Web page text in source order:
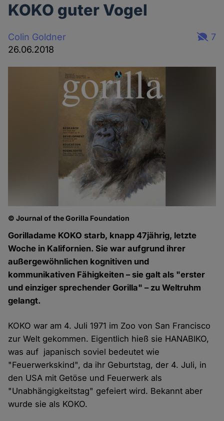
KOKO guter Vogel
Colin Goldner
26.06.2018
7
© Journal of the Gorilla Foundation
Gorilladame KOKO starb, knapp 47jährig, letzte
Woche in Kalifornien. Sie war aufgrund ihrer
außergewöhnlichen kognitiven und
kommunikativen Fähigkeiten – sie galt als "erster
und einziger sprechender Gorilla" – zu Weltruhm
gelangt.
KOKO war am 4. Juli 1971 im Zoo von San Francisco
zur Welt gekommen. Eigentlich hieß sie HANABIKO,
was auf japanisch soviel bedeutet wie
"Feuerwerkskind", da ihr Geburtstag, der 4. Juli, in
den USA mit Getöse und Feuerwerk als
"Unabhängigkeitstag" gefeiert wird. Bekannt aber
wurde sie als KOKO.